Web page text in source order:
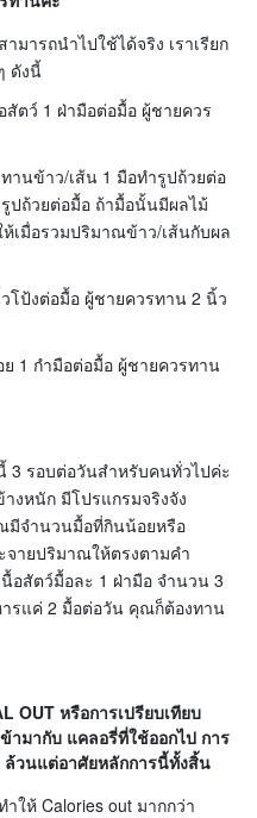
รถนำไปใช้ได้จริง เราเรียก
ดังนี้
1 ฝ่ามือต่อมื้อ ผู้ชายควร
ข้าว/เส้น 1 มือทำรูปถ้วยต่อ
ปถ้วยต่อมื้อ ถ้ามื้อนั้นมีผลไม้
เมื่อรวมปริมาณข้าว/เส้นกับผล
ต่อมื้อ ผู้ชายควรทาน 2 นิ้ว
กำมือต่อมื้อ ผู้ชายควรทาน
อบต่อวันสำหรับคนทั่วไปค่ะ
งหนัก มีโปรแกรมจริงจัง
มีจำนวนมื้อที่กินน้อยหรือ
ายปริมาณให้ตรงตามคำ
อสัตว์มื้อละ 1 ฝ่ามือ จำนวน 3
รแค่ 2 มื้อต่อวัน คุณก็ต้องทาน
OUT หรือการเปรียบเทียบ
มากับ แคลอรี่ที่ใช้ออกไป การ
ล้วนแต่อาศัยหลักการนี้ทั้งสิ้น
Calories out มากกว่า